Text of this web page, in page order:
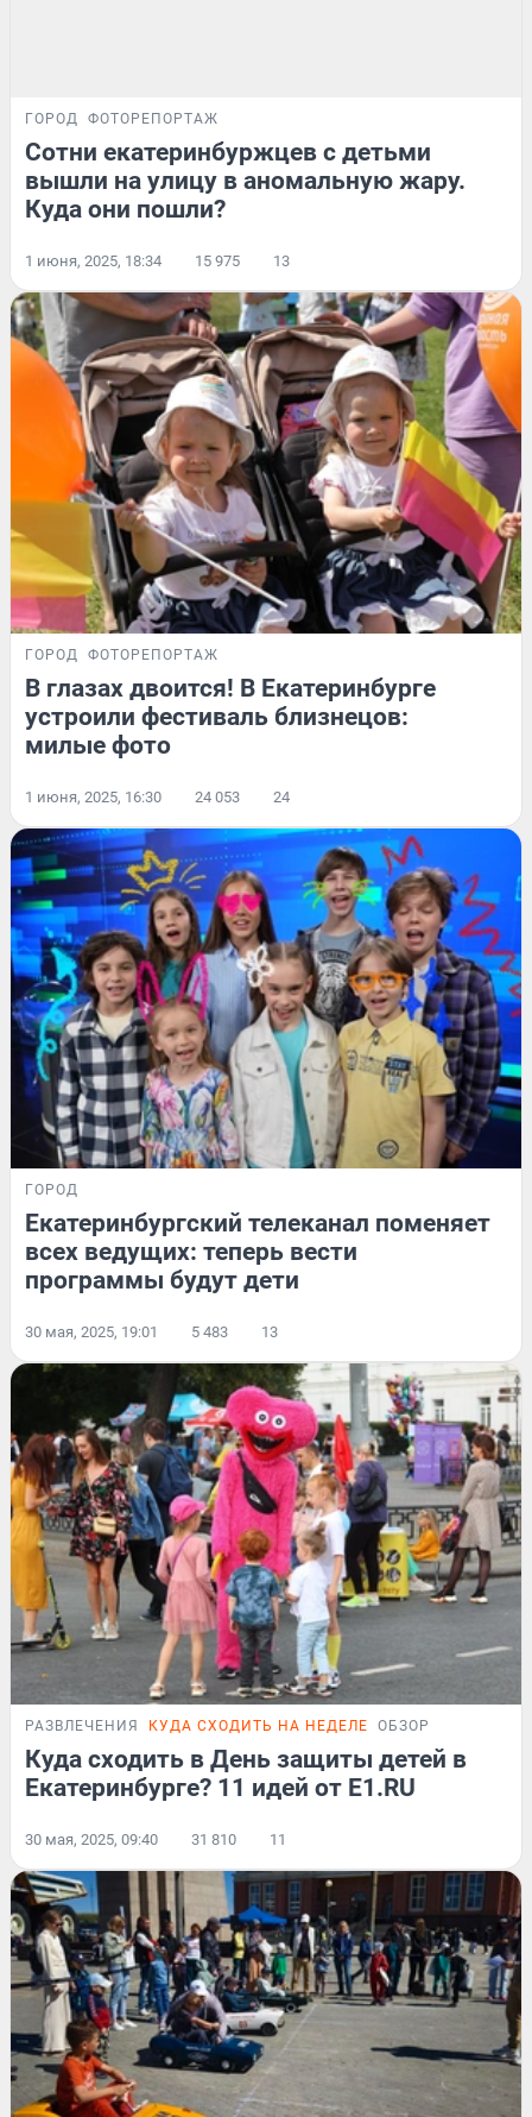
ГОРОД ФОТОРЕПОРТАЖ
Сотни екатеринбуржцев с детьми
вышли на улицу в аномальную жару.
Куда они пошли?
1 июня, 2025, 18:34 15 975 13
ГОРОД ФОТОРЕПОРТАЖ
В глазах двоится! В Екатеринбурге
устроили фестиваль близнецов:
милые фото
1 июня, 2025, 16:30 24 053 24
ГОРОД
Екатеринбургский телеканал поменяет
всех ведущих: теперь вести
программы будут дети
30 мая, 2025, 19:01 5 483 13
РАЗВЛЕЧЕНИЯ КУДА СХОДИТЬ НА НЕДЕЛЕ ОБЗОР
Куда сходить в День защиты детей в
Екатеринбурге? 11 идей от E1.RU
30 мая, 2025, 09:40 31 810 11